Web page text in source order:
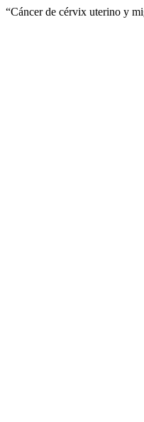
“Cáncer de cérvix uterino y